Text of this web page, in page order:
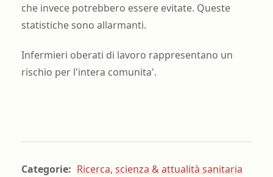
che invece potrebbero essere evitate. Queste
statistiche sono allarmanti.
Infermieri oberati di lavoro rappresentano un
rischio per l'intera comunita'.
Categorie: Ricerca, scienza & attualità sanitaria